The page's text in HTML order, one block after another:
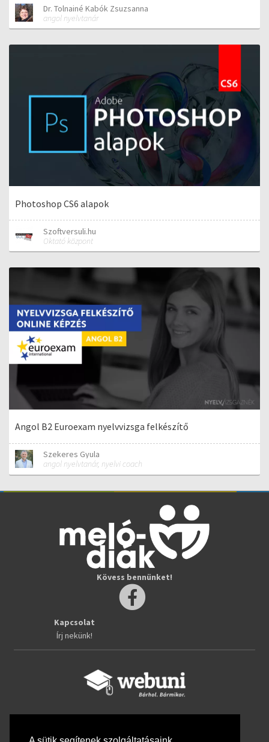
Dr. Tolnainé Kabók Zsuzsanna
angol nyelvtanár
Photoshop CS6 alapok
Szoftversuli.hu
Oktató központ
Angol B2 Euroexam nyelvvizsga felkészítő
Szekeres Gyula
angol nyelvtanár, nyelvi coach
Kövess bennünket!
Kapcsolat
Írj nekünk!